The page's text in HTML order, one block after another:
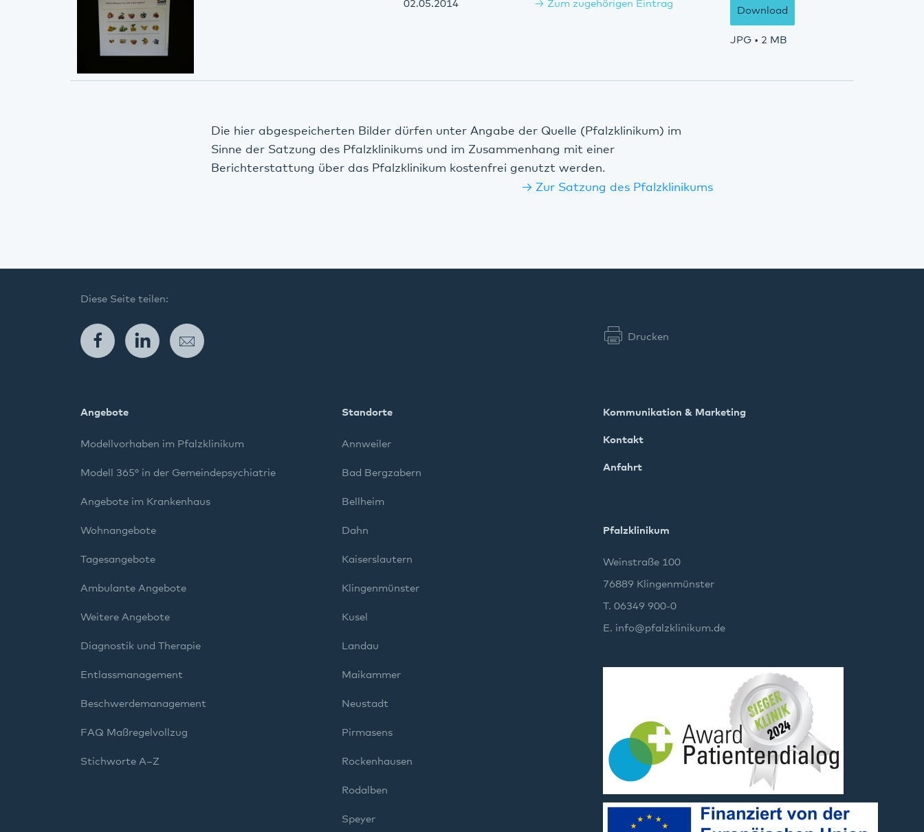
02.05.2014 Zum zugehörigen Eintrag
Download
JPG • 2 MB
Die hier abgespeicherten Bilder dürfen unter Angabe der Quelle (Pfalzklinikum) im
Sinne der Satzung des Pfalzklinikums und im Zusammenhang mit einer
Berichterstattung über das Pfalzklinikum kostenfrei genutzt werden.
Zur Satzung des Pfalzklinikums
Diese Seite teilen:
FacebookLinkedIn Drucken
Angebote
Modellvorhaben im Pfalzklinikum
Modell 365° in der Gemeindepsychiatrie
Angebote im Krankenhaus
Wohnangebote
Tagesangebote
Ambulante Angebote
Weitere Angebote
Diagnostik und Therapie
Entlassmanagement
Beschwerdemanagement
FAQ Maßregelvollzug
Stichworte A–Z
Standorte
Annweiler
Bad Bergzabern
Bellheim
Dahn
Kaiserslautern
Klingenmünster
Kusel
Landau
Maikammer
Neustadt
Pirmasens
Rockenhausen
Rodalben
Speyer
Kommunikation & Marketing
Kontakt
Anfahrt
Pfalzklinikum
Weinstraße 100
76889 Klingenmünster
T. 06349 900-0
E. info@pfalzklinikum.de